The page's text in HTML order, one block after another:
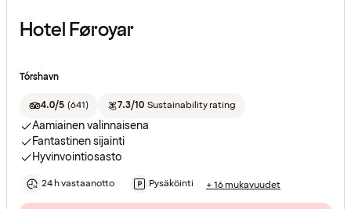
Hotel Føroyar
Tórshavn
4.0/5 (641) 7.3/10 Sustainability rating
Aamiainen valinnaisena
Fantastinen sijainti
Hyvinvointiosasto
24 h vastaanotto Pysäköinti + 16 mukavuudet